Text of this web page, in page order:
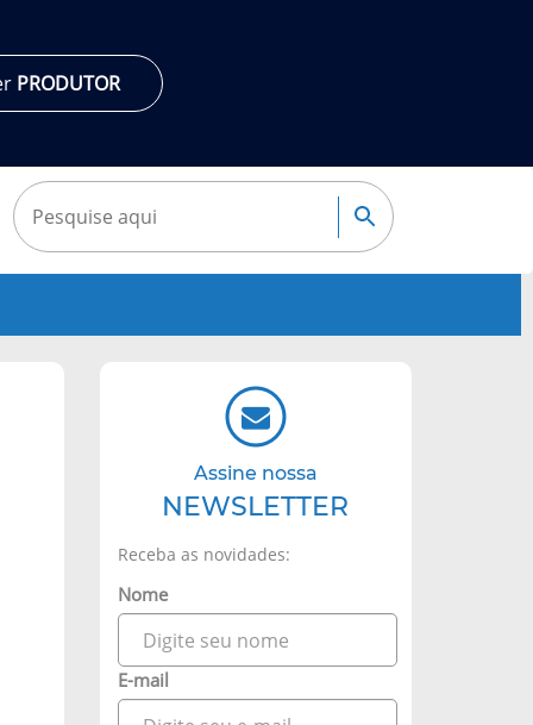
PRODUTOR
Pesquisar:
Pesquisa
Navegação
complementar
Assine nossa
NEWSLETTER
Receba as novidades:
Nome
E-mail